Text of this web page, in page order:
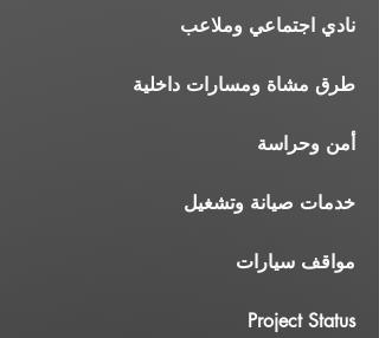
نادي اجتماعي وملاعب
طرق مشاة ومسارات داخلية
أمن وحراسة
خدمات صيانة وتشغيل
مواقف سيارات
Project Status